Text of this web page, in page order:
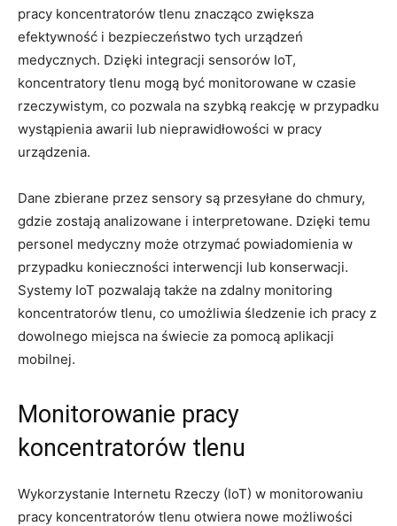
pracy koncentratorów ⁤tlenu znacząco zwiększa ​
efektywność i bezpieczeństwo tych urządzeń
medycznych.⁢ Dzięki integracji sensorów IoT,
koncentratory tlenu ‌mogą‍ być monitorowane w czasie
rzeczywistym,⁣ co⁣ pozwala‌ na ‌szybką reakcję ‍w przypadku
wystąpienia awarii lub nieprawidłowości​ w pracy
urządzenia.
Dane ⁤zbierane przez ​sensory są przesyłane do chmury,
gdzie zostają analizowane ‍i interpretowane. Dzięki temu
personel​ medyczny‌ może otrzymać⁣ powiadomienia w
przypadku konieczności interwencji ‌lub konserwacji.
Systemy IoT pozwalają także na zdalny ‌monitoring
koncentratorów tlenu, co umożliwia śledzenie‌ ich pracy⁢ z
dowolnego miejsca‌ na świecie za pomocą aplikacji
mobilnej.
Monitorowanie⁣ pracy
koncentratorów​ tlenu
Wykorzystanie Internetu Rzeczy ⁤(IoT) w monitorowaniu
pracy ⁢koncentratorów tlenu otwiera nowe możliwości